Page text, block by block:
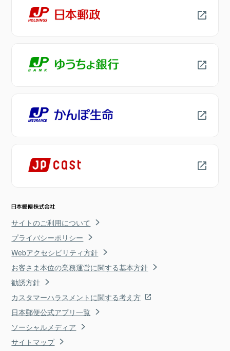
サイトのご利用について
プライバシーポリシー
Webアクセシビリティ方針
お客さま本位の業務運営に関する基本方針
勧誘方針
カスタマーハラスメントに関する考え方
日本郵便公式アプリ一覧
ソーシャルメディア
サイトマップ